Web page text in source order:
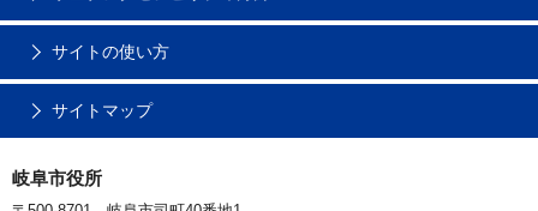
サイトの使い方
サイトマップ
岐阜市役所